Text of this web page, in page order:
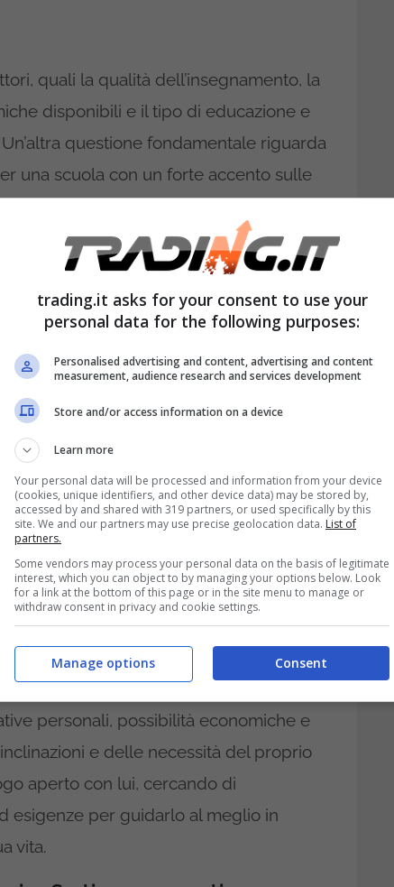
quali la qualità dell’insegnamento, la
disponibili e il tipo di educazione e
questione fondamentale riguarda
una scuola con un forte accento sulle
Ingegneria e Matematica), una con un
promuova l’apprendimento basato su
il supporto alle eventuali esigenze
il sostegno didattico per difficoltà di
Anche l’ambiente sociale è cruciale; è
tematiche come il bullismo e
espressi dai genitori, molti riflettono
o basata su criteri non
o le inclinazioni del figlio. Alcuni si
peso all’importanza dell’ambiente
insegnanti. Altri ancora rimpiangono
le proprie capacità economiche nel
per istituti privati costosi.
personali, possibilità economiche e
e delle necessità del proprio
aperto con lui, cercando di
esigenze per guidarlo al meglio in
vita.
trading.it asks for your consent to use your
personal data for the following purposes:
Personalised advertising and content, advertising and content
measurement, audience research and services development
Store and/or access information on a device
Learn more
Your personal data will be processed and information from your device
(cookies, unique identifiers, and other device data) may be stored by,
accessed by and shared with 319 partners, or used specifically by this
site. We and our partners may use precise geolocation data. List of
partners.
Some vendors may process your personal data on the basis of legitimate
interest, which you can object to by managing your options below. Look
for a link at the bottom of this page or in the site menu to manage or
withdraw consent in privacy and cookie settings.
Consent
Manage options